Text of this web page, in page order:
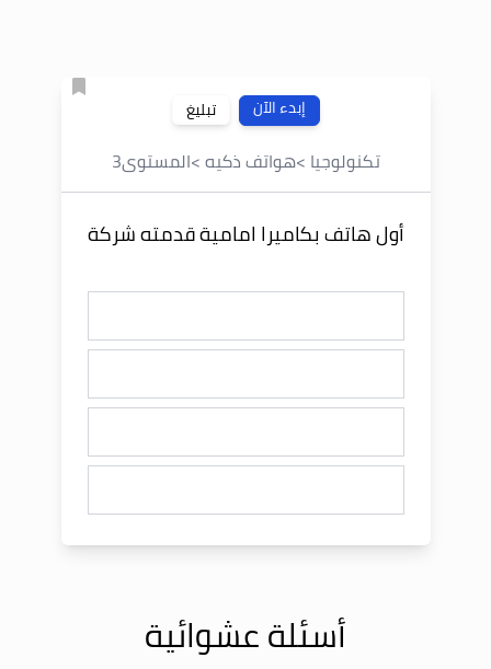
إبدء الآن تبليغ
تكنولوجيا >هواتف ذكيه>المستوى3
أول هاتف بكاميرا امامية قدمته شركة
أسئلة عشوائية